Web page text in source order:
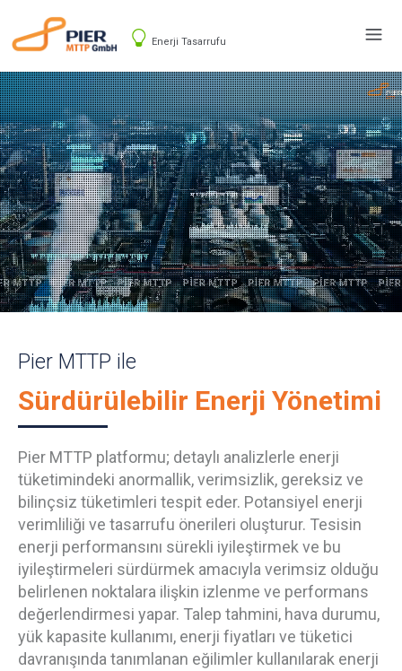
Enerji Tasarrufu
Pier MTTP ile
Sürdürülebilir Enerji Yönetimi
Pier MTTP platformu; detaylı analizlerle enerji
tüketimindeki anormallik, verimsizlik, gereksiz ve
bilinçsiz tüketimleri tespit eder. Potansiyel enerji
verimliliği ve tasarrufu önerileri oluşturur. Tesisin
enerji performansını sürekli iyileştirmek ve bu
iyileştirmeleri sürdürmek amacıyla verimsiz olduğu
belirlenen noktalara ilişkin izlenme ve performans
değerlendirmesi yapar. Talep tahmini, hava durumu,
yük kapasite kullanımı, enerji fiyatları ve tüketici
davranışında tanımlanan eğilimler kullanılarak enerji